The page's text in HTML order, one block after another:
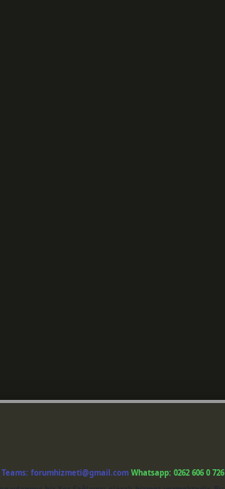
Teams: forumhizmeti@gmail.com Whatsapp: 0262 606 0 726